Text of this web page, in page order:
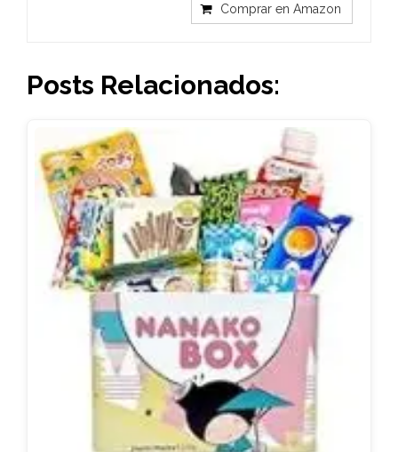
Comprar en Amazon
Posts Relacionados: